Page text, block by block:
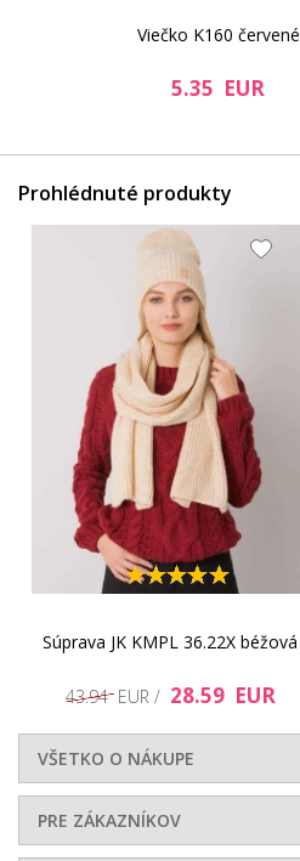
Viečko K160 červené
5.35 EUR
Prohlédnuté produkty
Súprava JK KMPL 36.22X béžová
43.94 EUR / 28.59 EUR
VŠETKO O NÁKUPE
PRE ZÁKAZNÍKOV